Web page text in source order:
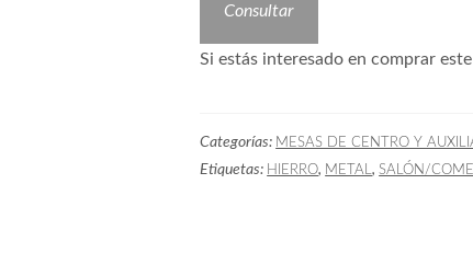
Consultar
Si estás interesado en comprar
Categorías: MESAS DE CENTRO Y
Etiquetas: HIERRO, METAL,SALÓN/